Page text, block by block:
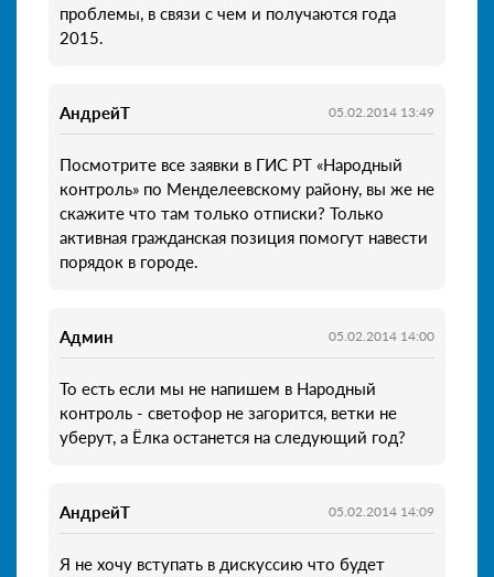
проблемы, в связи с чем и получаются года
2015.
АндрейТ 05.02.2014 13:49
Посмотрите все заявки в ГИС РТ «Народный
контроль» по Менделеевскому району, вы же не
скажите что там только отписки? Только
активная гражданская позиция помогут навести
порядок в городе.
Админ 05.02.2014 14:00
То есть если мы не напишем в Народный
контроль - светофор не загорится, ветки не
уберут, а Ёлка останется на следующий год?
АндрейТ 05.02.2014 14:09
Я не хочу вступать в дискуссию что будет